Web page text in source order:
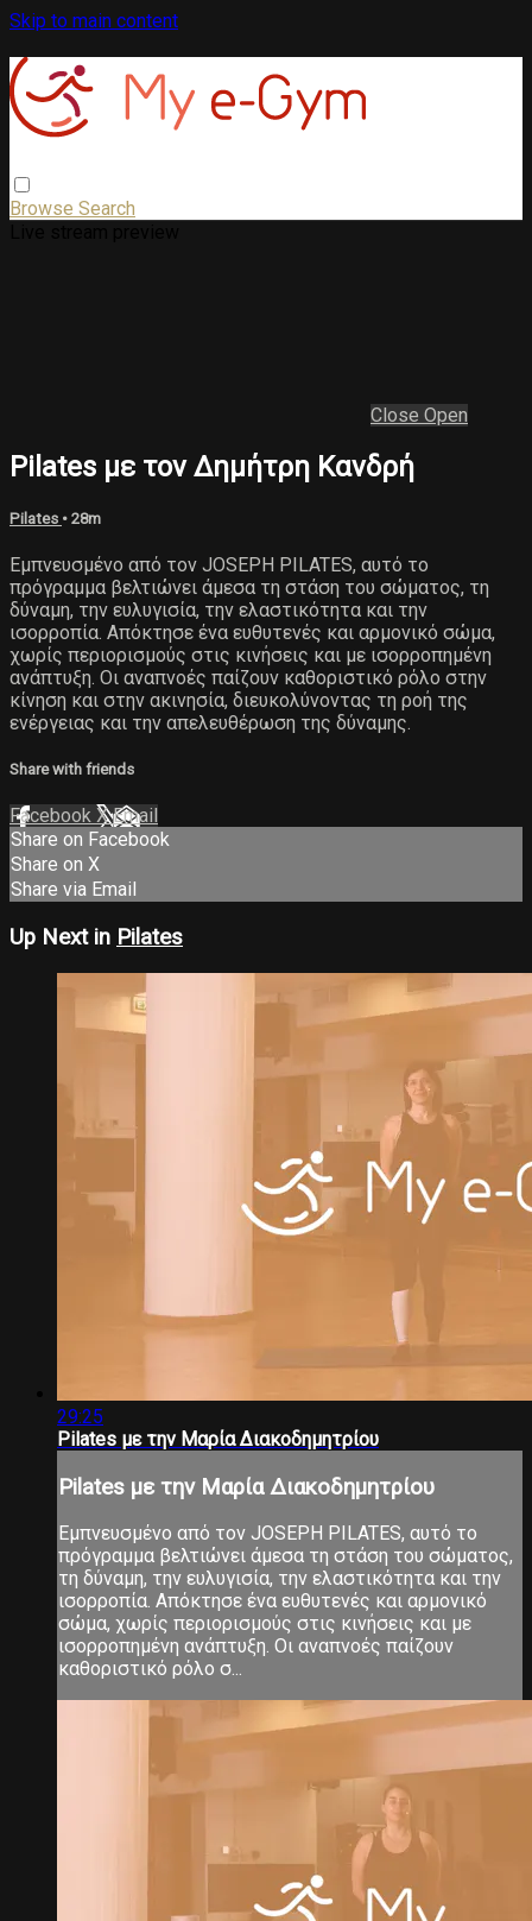
Skip to main content
Browse Search
Close Open
Pilates με τον Δημήτρη Κανδρή
Pilates • 28m
Εμπνευσμένο από τον JOSEPH PILATES, αυτό το
πρόγραμμα βελτιώνει άμεσα τη στάση του σώματος, τη
δύναμη, την ευλυγισία, την ελαστικότητα και την
ισορροπία. Απόκτησε ένα ευθυτενές και αρμονικό σώμα,
χωρίς περιορισμούς στις κινήσεις και με ισορροπημένη
ανάπτυξη. Οι αναπνοές παίζουν καθοριστικό ρόλο στην
κίνηση και στην ακινησία, διευκολύνοντας τη ροή της
ενέργειας και την απελευθέρωση της δύναμης.
Share with friends
Facebook XEmail
Share on Facebook
Share on X
Share via Email
Up Next in Pilates
29:25
Pilates με την Μαρία Διακοδημητρίου
Pilates με την Μαρία Διακοδημητρίου
Εμπνευσμένο από τον JOSEPH PILATES, αυτό το
πρόγραμμα βελτιώνει άμεσα τη στάση του σώματος,
τη δύναμη, την ευλυγισία, την ελαστικότητα και την
ισορροπία. Απόκτησε ένα ευθυτενές και αρμονικό
σώμα, χωρίς περιορισμούς στις κινήσεις και με
ισορροπημένη ανάπτυξη. Οι αναπνοές παίζουν
καθοριστικό ρόλο σ...